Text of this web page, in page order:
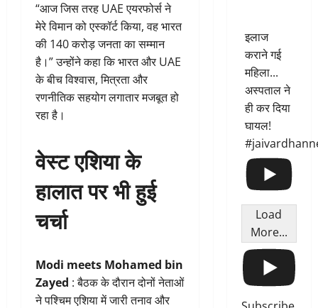
“आज जिस तरह UAE एयरफोर्स ने
मेरे विमान को एस्कॉर्ट किया, वह भारत
की 140 करोड़ जनता का सम्मान
है।” उन्होंने कहा कि भारत और UAE
के बीच विश्वास, मित्रता और
रणनीतिक सहयोग लगातार मजबूत हो
रहा है।
वेस्ट एशिया के
हालात पर भी हुई
चर्चा
Modi meets Mohamed bin
Zayed : बैठक के दौरान दोनों नेताओं
ने पश्चिम एशिया में जारी तनाव और
इलाज
कराने गई
महिला...
अस्पताल ने
ही कर दिया
घायल!
Load
More...